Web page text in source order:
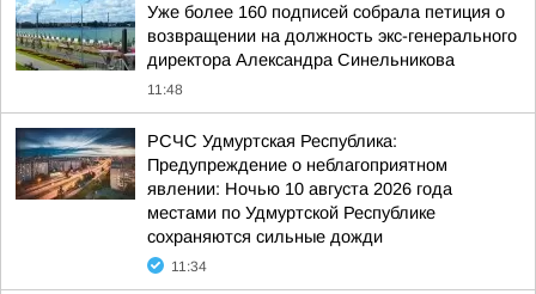
Уже более 160 подписей собрала петиция о
возвращении на должность экс-генерального
директора Александра Синельникова
11:48
РСЧС Удмуртская Республика:
Предупреждение о неблагоприятном
явлении: Ночью 10 августа 2026 года
местами по Удмуртской Республике
сохраняются сильные дожди
11:34